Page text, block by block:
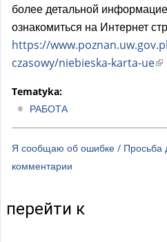
более детальной
ознакомиться на Интернет
https://
czasowy/niebieska-karta-ue(
н
Tematyka:
РАБОТА
Я сообщаю об ошибке / Просьба
комментарии
перейти к